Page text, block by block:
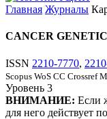
Главная Журналы
CANCER
ISSN 2210-7770,
Scopus WoS CC Crossref
Уровень 3
ВНИМАНИЕ: Если
для него действует